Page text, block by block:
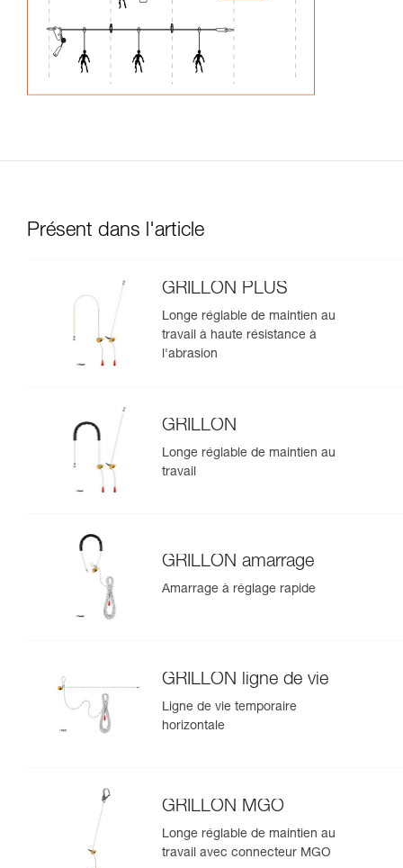
Présent dans l'article
GRILLON PLUS
Longe réglable de maintien au
travail à haute résistance à
l'abrasion
GRILLON
Longe réglable de maintien au
travail
GRILLON amarrage
Amarrage à réglage rapide
GRILLON ligne de vie
Ligne de vie temporaire
horizontale
GRILLON MGO
Longe réglable de maintien au
travail avec connecteur MGO